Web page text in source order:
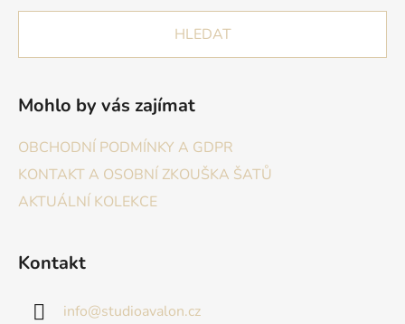
HLEDAT
Mohlo by vás zajímat
OBCHODNÍ PODMÍNKY A GDPR
KONTAKT A OSOBNÍ ZKOUŠKA ŠATŮ
AKTUÁLNÍ KOLEKCE
Kontakt
info@studioavalon.cz